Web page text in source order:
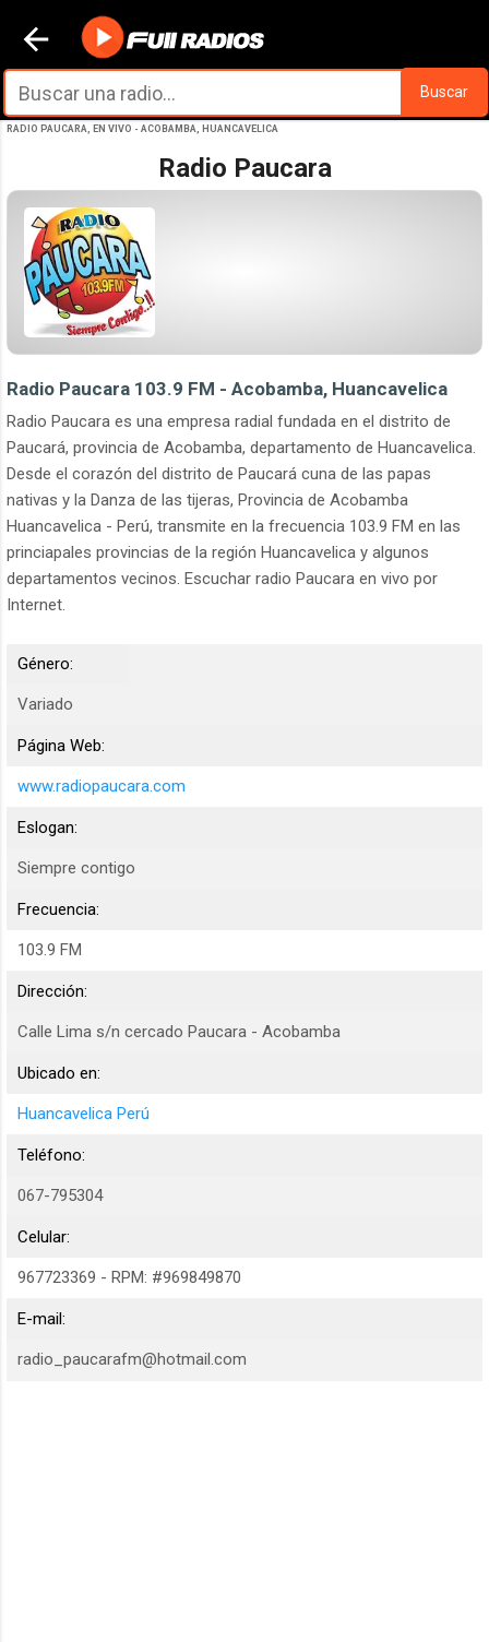
Ir al contenido principal
Buscar
RADIO PAUCARA, EN VIVO - ACOBAMBA, HUANCAVELICA
Radio Paucara
Radio Paucara 103.9 FM - Acobamba, Huancavelica
Radio Paucara es una empresa radial fundada en el distrito de
Paucará, provincia de Acobamba, departamento de Huancavelica.
Desde el corazón del distrito de Paucará cuna de las papas
nativas y la Danza de las tijeras, Provincia de Acobamba
Huancavelica - Perú, transmite en la frecuencia 103.9 FM en las
princiapales provincias de la región Huancavelica y algunos
departamentos vecinos. Escuchar radio Paucara en vivo por
Internet.
Género:
Variado
Página Web:
www.radiopaucara.com
Eslogan:
Siempre contigo
Frecuencia:
103.9 FM
Dirección:
Calle Lima s/n cercado Paucara - Acobamba
Ubicado en:
Huancavelica Perú
Teléfono:
067-795304
Celular:
967723369 - RPM: #969849870
E-mail:
radio_paucarafm@hotmail.com